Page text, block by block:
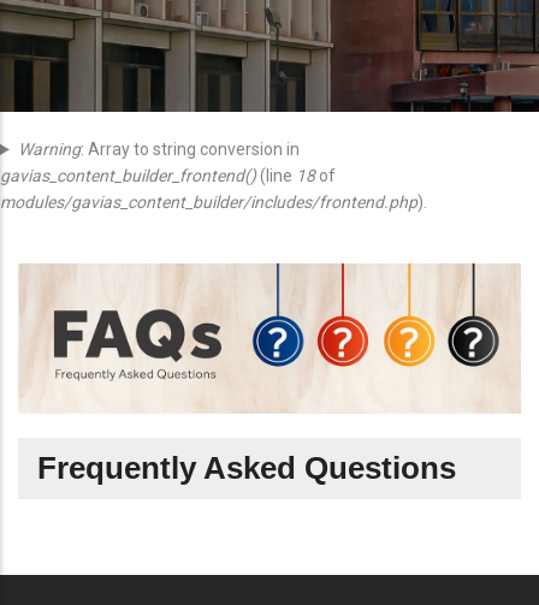
Message
D'erreur
Warning: Array to string conversion in
gavias_content_builder_frontend()(line 18of
modules/gavias_content_builder/includes/frontend.php).
Frequently Asked Questions